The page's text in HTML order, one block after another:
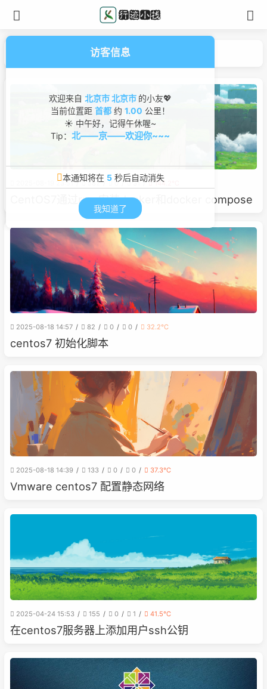
2025-08-19 23:51 582 0 31 144.2℃
CentOS7通过rpm安装docker和docker compose
2025-08-18 14:57 82 0 0 32.2℃
centos7 初始化脚本
2025-08-18 14:39 133 0 0 37.3℃
Vmware centos7 配置静态网络
2025-04-24 15:53 155 0 1 41.5℃
在centos7服务器上添加用户ssh公钥
访客信息
欢迎来自 北京市 北京市 的小友💖
当前位置距 首都 约 1.00 公里！
☀ 中午好，记得午休喔~
Tip： 北——京——欢迎你~~~
本通知将在 5秒后自动消失
我知道了